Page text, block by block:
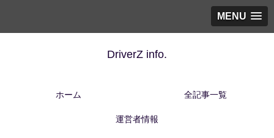
MENU
DriverZ info.
ホーム 全記事一覧
運営者情報